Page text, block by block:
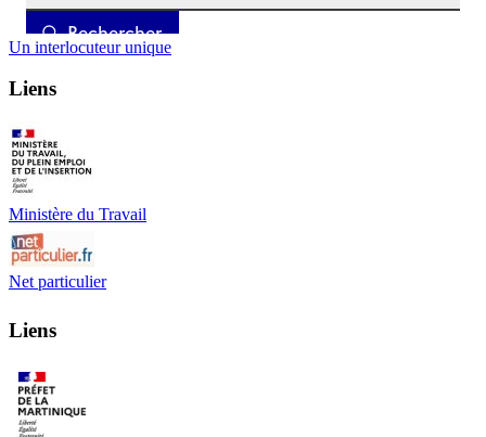
Un interlocuteur unique
Liens
Ministère du Travail
Net particulier
Liens